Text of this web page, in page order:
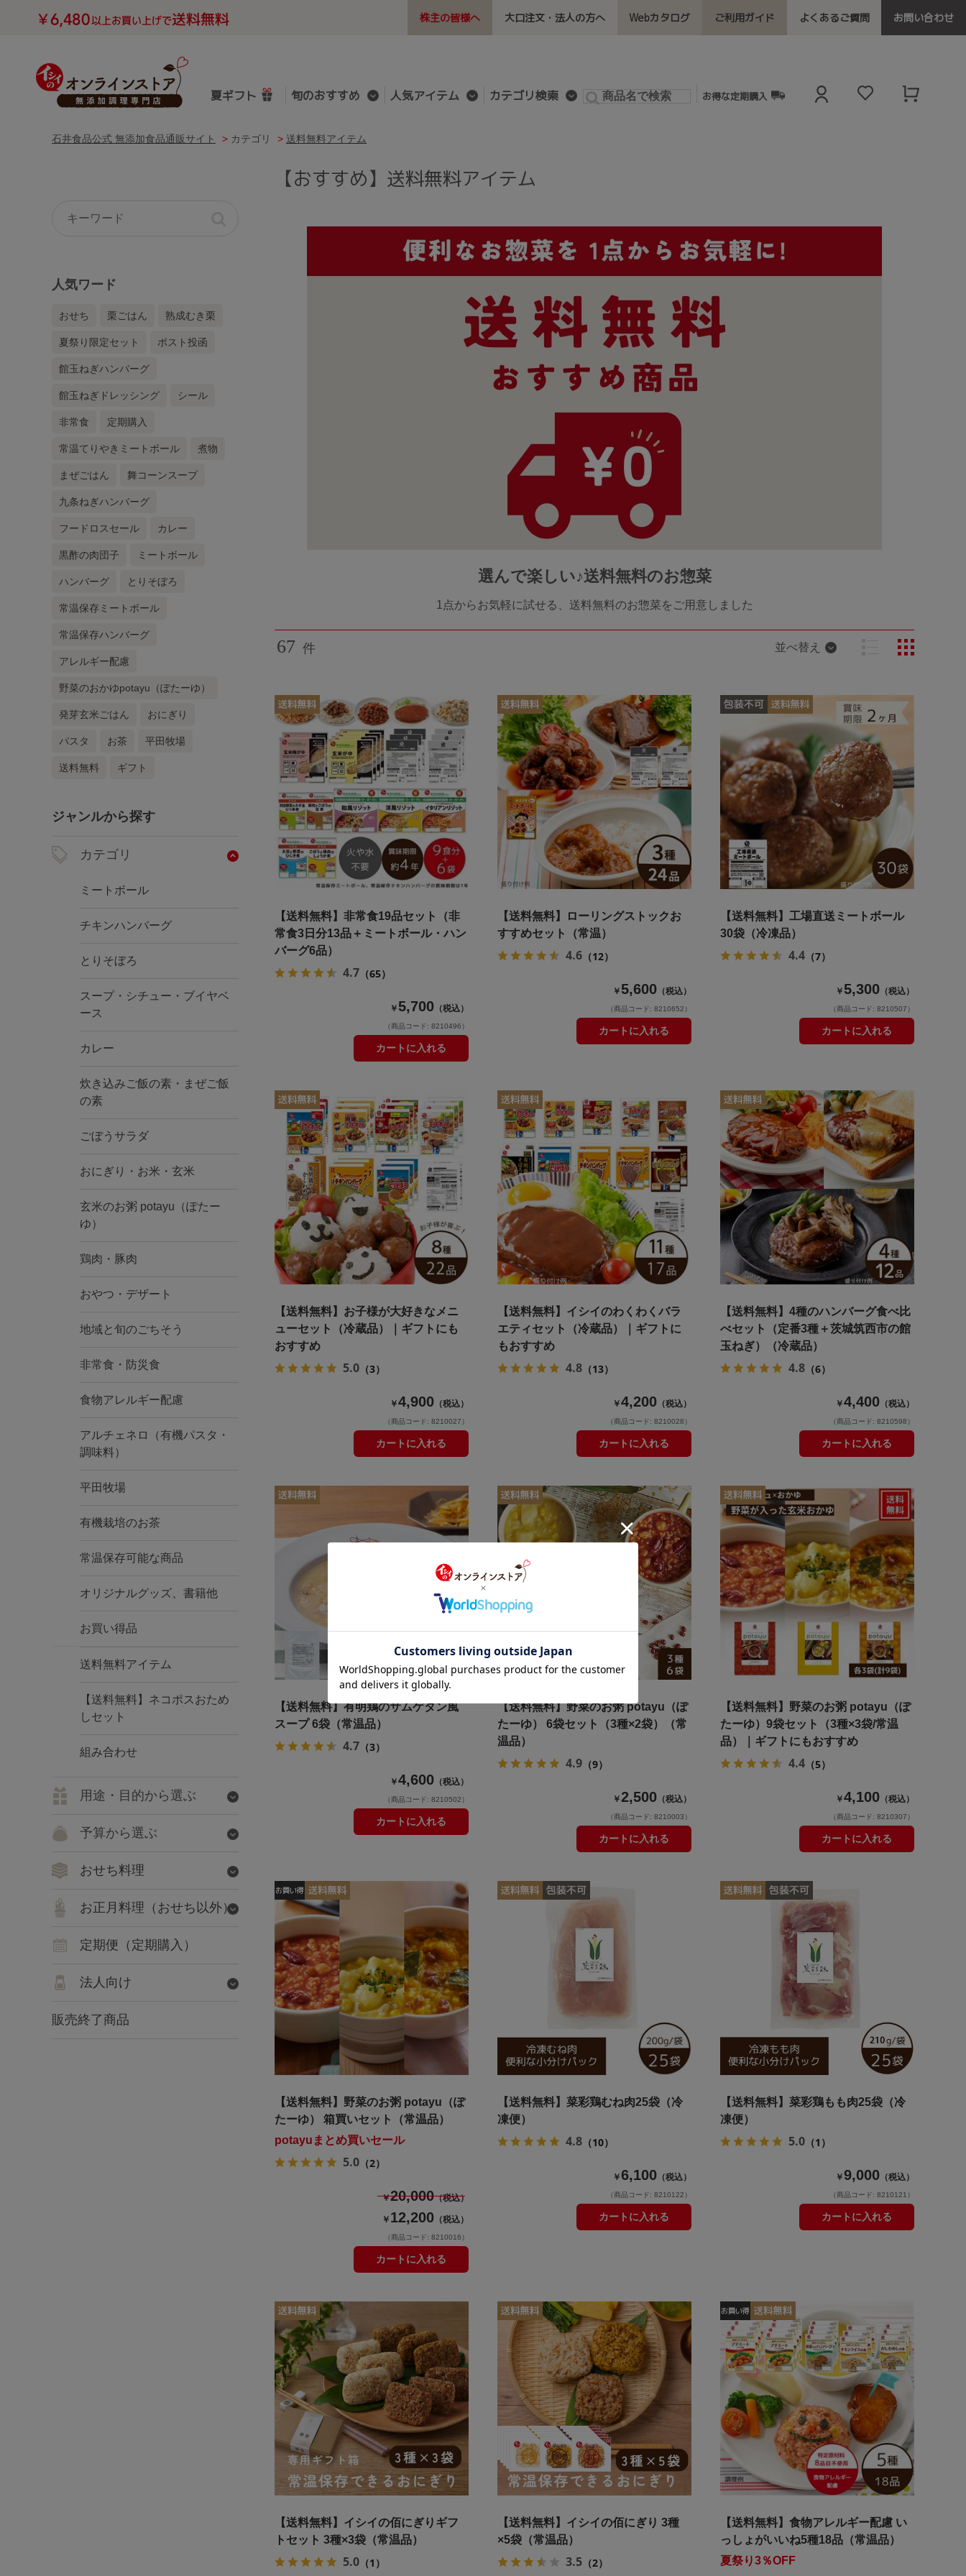
株主の皆様へ 大口注文・法人の方へ Webカタログ ご利用ガイド よくあるご質問 お問い合わせ
夏ギフト 旬のおすすめ 人気アイテム カテゴリ検索 お得な定期購入
石井食品公式 無添加食品通販サイト > カテゴリ > 送料無料アイテム
人気ワード
おせち 栗ごはん 熟成むき栗
夏祭り限定セット ポスト投函
館玉ねぎハンバーグ
館玉ねぎドレッシング シール
非常食 定期購入
常温てりやきミートボール 煮物
まぜごはん 舞コーンスープ
九条ねぎハンバーグ
フードロスセール カレー
黒酢の肉団子 ミートボール
ハンバーグ とりそぼろ
常温保存ミートボール
常温保存ハンバーグ
アレルギー配慮
野菜のおかゆpotayu（ぽたーゆ）
発芽玄米ごはん おにぎり
パスタ お茶 平田牧場
送料無料 ギフト
ジャンルから探す
カテゴリ
ミートボール
チキンハンバーグ
とりそぼろ
スープ・シチュー・ブイヤベ
ース
カレー
炊き込みご飯の素・まぜご飯
の素
ごぼうサラダ
おにぎり・お米・玄米
玄米のお粥 potayu（ぽたー
ゆ）
鶏肉・豚肉
おやつ・デザート
地域と旬のごちそう
非常食・防災食
食物アレルギー配慮
アルチェネロ（有機パスタ・
調味料）
平田牧場
有機栽培のお茶
常温保存可能な商品
オリジナルグッズ、書籍他
お買い得品
送料無料アイテム
【送料無料】ネコポスおため
しセット
組み合わせ
用途・目的から選ぶ
予算から選ぶ
おせち料理
お正月料理（おせち以外）
定期便（定期購入）
法人向け
販売終了商品
【おすすめ】送料無料アイテム
選んで楽しい♪送料無料のお惣菜
1点からお気軽に試せる、送料無料のお惣菜をご用意しました
並べ替え
67 件
【送料無料】非常食19品セット（非
常食3日分13品＋ミートボール・ハン
バーグ6品）
4.7 （65）
￥ 5,700 （税込）
（商品コード: 8210496）
カートに入れる
【送料無料】ローリングストックお
すすめセット（常温）
4.6 （12）
￥ 5,600 （税込）
（商品コード: 8210652）
カートに入れる
【送料無料】工場直送ミートボール
30袋（冷凍品）
4.4 （7）
￥ 5,300 （税込）
（商品コード: 8210507）
カートに入れる
【送料無料】お子様が大好きなメニ
ューセット（冷蔵品）｜ギフトにも
おすすめ
5.0 （3）
￥4,900 （税込）
（商品コード: 8210027）
カートに入れる
【送料無料】イシイのわくわくバラ
エティセット（冷蔵品）｜ギフトに
もおすすめ
4.8 （13）
￥4,200 （税込）
（商品コード: 8210028）
カートに入れる
【送料無料】4種のハンバーグ食べ比
べセット（定番3種＋茨城筑西市の館
玉ねぎ）（冷蔵品）
4.8 （6）
￥4,400 （税込）
（商品コード: 8210598）
カートに入れる
【送料無料】有明鶏のサムゲタン風
スープ 6袋（常温品）
4.7 （3）
￥4,600 （税込）
（商品コード: 8210502）
カートに入れる
【送料無料】野菜のお粥 potayu（ぽ
たーゆ） 6袋セット（3種×2袋）（常
温品）
4.9 （9）
￥2,500 （税込）
（商品コード: 8210003）
カートに入れる
【送料無料】野菜のお粥 potayu（ぽ
たーゆ）9袋セット（3種×3袋/常温
品）｜ギフトにもおすすめ
4.4 （5）
￥4,100 （税込）
（商品コード: 8210307）
カートに入れる
【送料無料】野菜のお粥 potayu（ぽ
たーゆ） 箱買いセット（常温品）
potayuまとめ買いセール
5.0 （2）
￥20,000（税込）
￥ 12,200 （税込）
（商品コード: 8210016）
カートに入れる
【送料無料】菜彩鶏むね肉25袋（冷
凍便）
4.8 （10）
￥6,100 （税込）
（商品コード: 8210122）
カートに入れる
【送料無料】菜彩鶏もも肉25袋（冷
凍便）
5.0 （1）
￥9,000 （税込）
（商品コード: 8210121）
カートに入れる
【送料無料】イシイの佰にぎりギフ
トセット 3種×3袋（常温品）
5.0 （1）
【送料無料】イシイの佰にぎり 3種
×5袋（常温品）
3.5 （2）
【送料無料】食物アレルギー配慮 い
っしょがいいね5種18品（常温品）
夏祭り3％OFF